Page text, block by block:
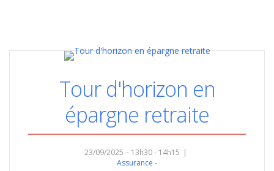
Tour d'horizon en
épargne retraite
23/09/2025 – 13h30 - 14h15
Assurance